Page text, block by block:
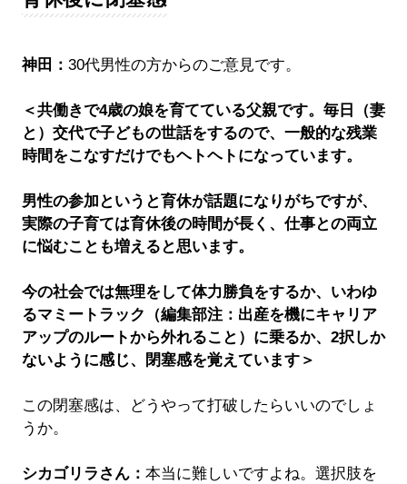
神田： 30代男性の方からのご意見です。
＜共働きで4歳の娘を育てている父親です。毎日（妻
と）交代で子どもの世話をするので、一般的な残業
時間をこなすだけでもヘトヘトになっています。
男性の参加というと育休が話題になりがちですが、
実際の子育ては育休後の時間が長く、仕事との両立
に悩むことも増えると思います。
今の社会では無理をして体力勝負をするか、いわゆ
るマミートラック（編集部注：出産を機にキャリア
アップのルートから外れること）に乗るか、2択しか
ないように感じ、閉塞感を覚えています＞
この閉塞感は、どうやって打破したらいいのでしょ
うか。
シカゴリラさん： 本当に難しいですよね。選択肢を